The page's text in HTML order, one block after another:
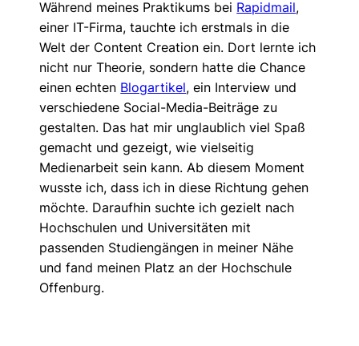
Während meines Praktikums bei Rapidmail,
einer IT-Firma, tauchte ich erstmals in die
Welt der Content Creation ein. Dort lernte ich
nicht nur Theorie, sondern hatte die Chance
einen echten Blogartikel, ein Interview und
verschiedene Social-Media-Beiträge zu
gestalten. Das hat mir unglaublich viel Spaß
gemacht und gezeigt, wie vielseitig
Medienarbeit sein kann. Ab diesem Moment
wusste ich, dass ich in diese Richtung gehen
möchte. Daraufhin suchte ich gezielt nach
Hochschulen und Universitäten mit
passenden Studiengängen in meiner Nähe
und fand meinen Platz an der Hochschule
Offenburg.